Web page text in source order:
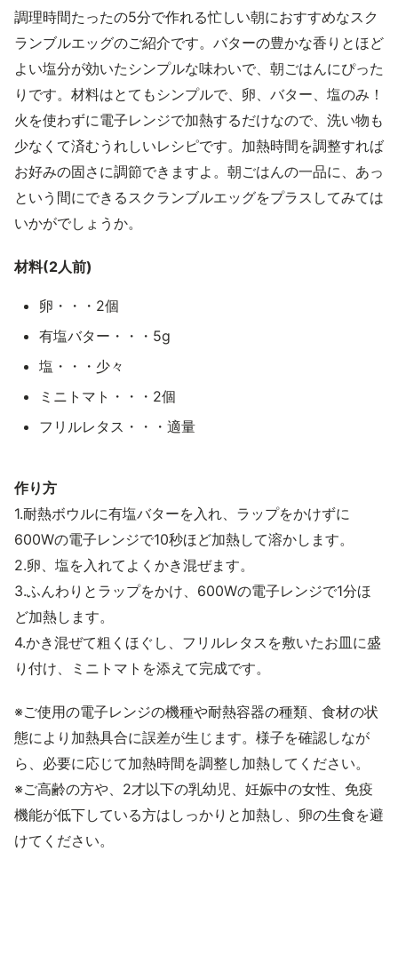
調理時間たったの5分で作れる忙しい朝におすすめなスク
ランブルエッグのご紹介です。バターの豊かな香りとほど
よい塩分が効いたシンプルな味わいで、朝ごはんにぴった
りです。材料はとてもシンプルで、卵、バター、塩のみ！
火を使わずに電子レンジで加熱するだけなので、洗い物も
少なくて済むうれしいレシピです。加熱時間を調整すれば
お好みの固さに調節できますよ。朝ごはんの一品に、あっ
という間にできるスクランブルエッグをプラスしてみては
いかがでしょうか。
材料(2人前)
卵・・・2個
有塩バター・・・5g
塩・・・少々
ミニトマト・・・2個
フリルレタス・・・適量
作り方
1.耐熱ボウルに有塩バターを入れ、ラップをかけずに
600Wの電子レンジで10秒ほど加熱して溶かします。
2.卵、塩を入れてよくかき混ぜます。
3.ふんわりとラップをかけ、600Wの電子レンジで1分ほ
ど加熱します。
4.かき混ぜて粗くほぐし、フリルレタスを敷いたお皿に盛
り付け、ミニトマトを添えて完成です。
※ご使用の電子レンジの機種や耐熱容器の種類、食材の状
態により加熱具合に誤差が生じます。様子を確認しなが
ら、必要に応じて加熱時間を調整し加熱してください。
※ご高齢の方や、2才以下の乳幼児、妊娠中の女性、免疫
機能が低下している方はしっかりと加熱し、卵の生食を避
けてください。